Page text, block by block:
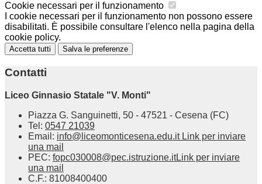
Cookie necessari per il funzionamento
I cookie necessari per il funzionamento non possono essere
disabilitati. È possibile consultare l'elenco nella pagina della
cookie policy.
Accetta tutti Salva le preferenze
Contatti
Liceo Ginnasio Statale "V. Monti"
Piazza G. Sanguinetti, 50 - 47521 - Cesena (FC)
Tel: 0547 21039
Email: info@liceomonticesena.edu.it Link per inviare
una mail
PEC: fopc030008@pec.istruzione.itLink per inviare
una mail
C.F.: 81008400400